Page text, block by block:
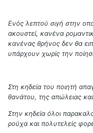
Ενός λεπτού σιγή στην
ακουστεί, κανένα
κανένας θρήνος δεν θα
υπάρχουν χωρίς την
Στη κηδεία του ποιητή
θανάτου, της απώλειας και
Στην κηδεία όλοι
ρούχα και πολυτελείς